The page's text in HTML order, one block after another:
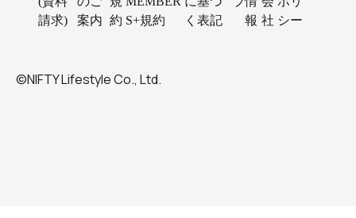
請求)
案内 約 S+規約
く表記
報 社 シー
©NIFTY Lifestyle Co., Ltd.